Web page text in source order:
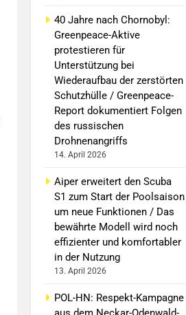
40 Jahre nach Chornobyl:
Greenpeace-Aktive
protestieren für
Unterstützung bei
Wiederaufbau der zerstörten
Schutzhülle / Greenpeace-
Report dokumentiert Folgen
des russischen
Drohnenangriffs
14. April 2026
Aiper erweitert den Scuba
S1 zum Start der Poolsaison
um neue Funktionen / Das
bewährte Modell wird noch
effizienter und komfortabler
in der Nutzung
13. April 2026
POL-HN: Respekt-Kampagne